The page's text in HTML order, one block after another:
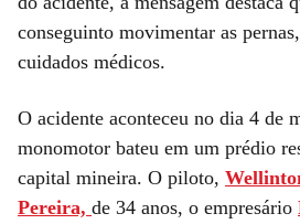
conseguinto movimentar as
cuidados médicos.
O acidente aconteceu no dia 4 de
monomotor bateu em um prédio
capital mineira. O piloto,
Pereira, de 34 anos, o empresário